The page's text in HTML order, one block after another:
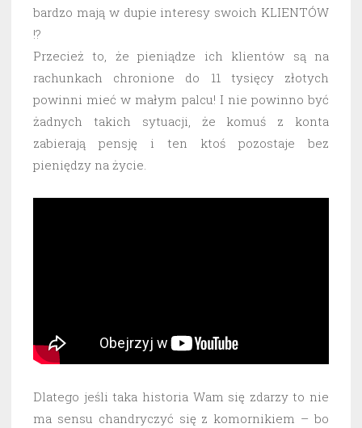
bardzo mają w dupie interesy swoich KLIENTÓW
!?
Przecież to, że pieniądze ich klientów są na
rachunkach chronione do 11 tysięcy złotych
powinni mieć w małym palcu! I nie powinno być
żadnych takich sytuacji, że komuś z konta
zabierają pensję i ten ktoś pozostaje bez
pieniędzy na życie.
Dlatego jeśli taka historia Wam się zdarzy to nie
ma sensu chandryczyć się z komornikiem – bo